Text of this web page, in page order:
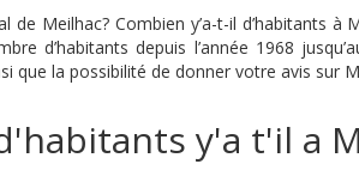
de Meilhac? Combien y’a-t-il d’habitants
d’habitants depuis l’année 1968
que la possibilité de donner votre avis sur
y'a t'il a